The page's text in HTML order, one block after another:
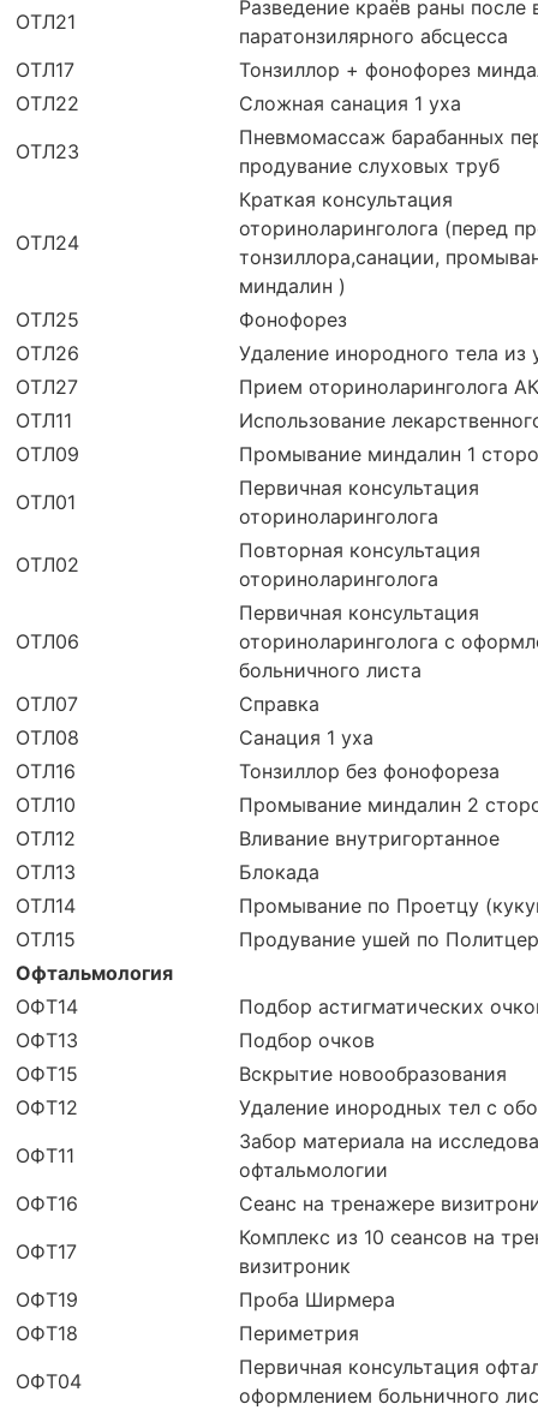
ОТЛ21
Разведение краёв раны после
паратонзилярного абсцесса
ОТЛ17
Тонзиллор + фонофорез
ОТЛ22
Сложная санация 1 уха
ОТЛ23
Пневмомассаж барабанных
продувание слуховых труб
ОТЛ24
Краткая консультация
оториноларинголога (перед
тонзиллора,санации,
миндалин )
ОТЛ25
Фонофорез
ОТЛ26
Удаление инородного тела из
ОТЛ27
Прием оториноларинголога
ОТЛ11
Использование
ОТЛ09
Промывание миндалин 1
ОТЛ01
Первичная консультация
оториноларинголога
ОТЛ02
Повторная консультация
оториноларинголога
ОТЛ06
Первичная консультация
оториноларинголога с
больничного листа
ОТЛ07
Справка
ОТЛ08
Санация 1 уха
ОТЛ16
Тонзиллор без фонофореза
ОТЛ10
Промывание миндалин 2
ОТЛ12
Вливание внутригортанное
ОТЛ13
Блокада
ОТЛ14
Промывание по Проетцу
ОТЛ15
Продувание ушей по
Офтальмология
ОФТ14
Подбор астигматических
ОФТ13
Подбор очков
ОФТ15
Вскрытие новообразования
ОФТ12
Удаление инородных тел с
ОФТ11
Забор материала на
офтальмологии
ОФТ16
Сеанс на тренажере
ОФТ17
Комплекс из 10 сеансов на
визитроник
ОФТ19
Проба Ширмера
ОФТ18
Периметрия
ОФТ04
Первичная консультация
оформлением больничного